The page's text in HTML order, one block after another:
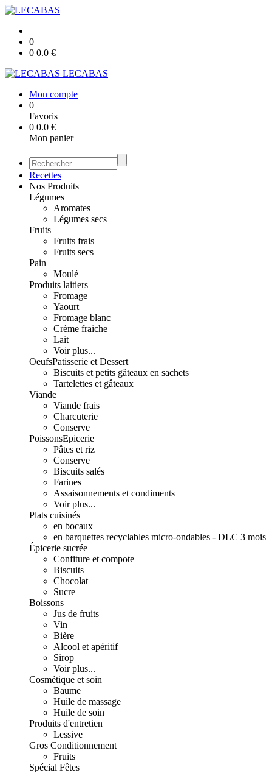
0
0 0.0 €
LECABAS
Mon compte
0
Favoris
0 0.0 €
Mon panier
Recettes
Nos Produits
Légumes
Aromates
Légumes secs
Fruits
Fruits frais
Fruits secs
Pain
Moulé
Produits laitiers
Fromage
Yaourt
Fromage blanc
Crème fraiche
Lait
Voir plus...
OeufsPatisserie et Dessert
Biscuits et petits gâteaux en sachets
Tartelettes et gâteaux
Viande
Viande frais
Charcuterie
Conserve
PoissonsEpicerie
Pâtes et riz
Conserve
Biscuits salés
Farines
Assaisonnements et condiments
Voir plus...
Plats cuisinés
en bocaux
en barquettes recyclables micro-ondables - DLC 3 mois
Épicerie sucrée
Confiture et compote
Biscuits
Chocolat
Sucre
Boissons
Jus de fruits
Vin
Bière
Alcool et apéritif
Sirop
Voir plus...
Cosmétique et soin
Baume
Huile de massage
Huile de soin
Produits d'entretien
Lessive
Gros Conditionnement
Fruits
Spécial Fêtes